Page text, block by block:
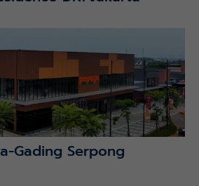
Gading Serpong